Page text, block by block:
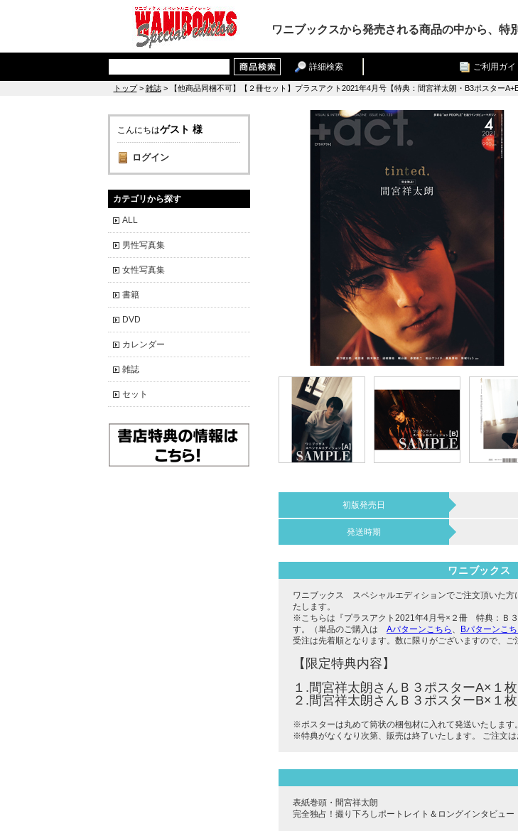
ワニブックスから発売される商品の中から、特
詳細検索 ご利用ガイ
トップ> 雑誌> 【他商品同梱不可】【２冊セット】プラスアクト2021年4月号【特典：間宮祥太朗・B3ポスター
こんにちはゲスト 様
ログイン
カテゴリから探す
ALL
男性写真集
女性写真集
書籍
DVD
カレンダー
雑誌
セット
初版発売日
発送時期
ワニブックス
ワニブックス スペシャルエディションでご注文頂いた方
たします。
※こちらは『プラスアクト2021年4月号×２冊 特典：Ｂ
す。（単品のご購入は Aパターンこちら 、 Bパターンこち
受注は先着順となります。数に限りがございますので、ご
【限定特典内容】
１.間宮祥太朗さんＢ３ポスターA×１枚
２.間宮祥太朗さんＢ３ポスターB×１枚
※ポスターは丸めて筒状の梱包材に入れて発送いたします。
※特典がなくなり次第、販売は終了いたします。 ご注文は
表紙巻頭・間宮祥太朗
完全独占！撮り下ろしポートレイト＆ロングインタビュー